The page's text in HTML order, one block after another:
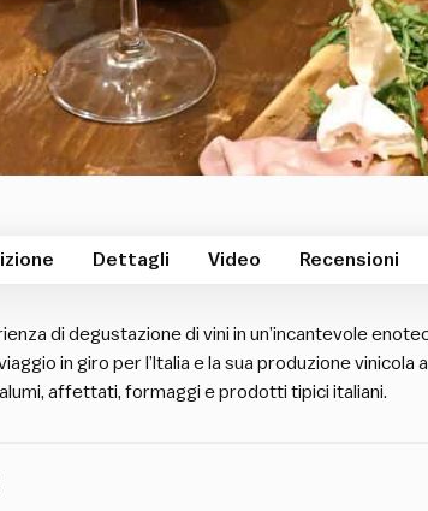
Dettagli Video Recensioni
di degustazione di vini in un’incantevole
in giro per l’Italia e la sua produzione
affettati, formaggi e prodotti tipici italiani.